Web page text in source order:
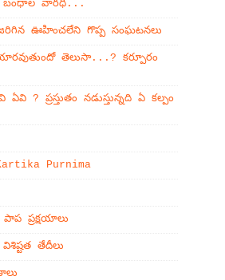
బంధాల వారధి...
ఊహించలేని గొప్ప సంఘటనలు
తెలుసా...? కర్పూరం
? ప్రస్తుతం నడుస్తున్నది ఏ కల్పం
Purnima
ప్రక్షయాలు
తేదీలు